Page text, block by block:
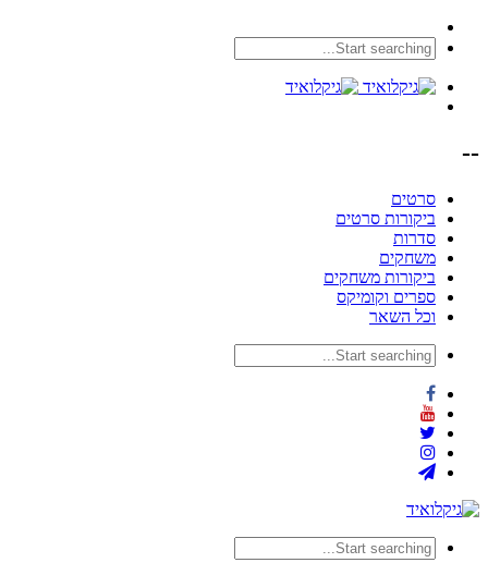
--
סרטים
ביקורות סרטים
סדרות
משחקים
ביקורות משחקים
ספרים וקומיקס
וכל השאר